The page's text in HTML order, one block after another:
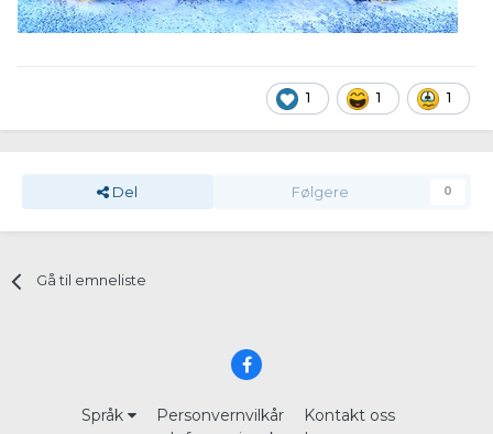
1 1 1
Del Følgere 0
Gå til emneliste
Språk Personvernvilkår
Kontakt oss